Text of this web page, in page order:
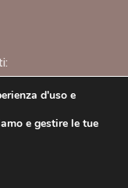
d'uso e
e gestire le tue